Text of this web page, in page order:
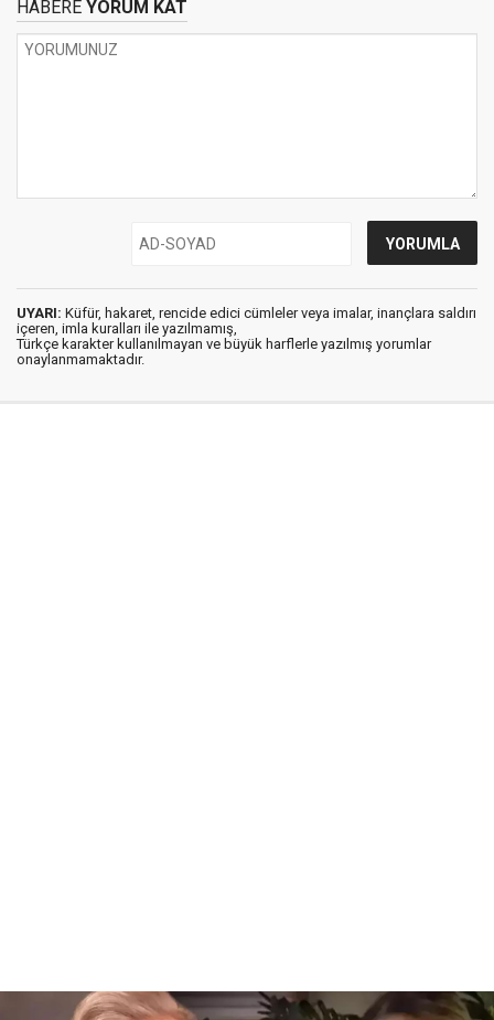
HABERE YORUM KAT
UYARI: Küfür, hakaret, rencide edici cümleler veya imalar, inançlara saldırı
içeren, imla kuralları ile yazılmamış,
Türkçe karakter kullanılmayan ve büyük harflerle yazılmış yorumlar
onaylanmamaktadır.